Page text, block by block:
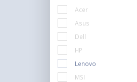
Acer
Asus
Dell
HP
Lenovo
MSI